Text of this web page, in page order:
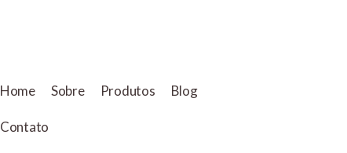
Home Sobre Produtos Blog
Contato